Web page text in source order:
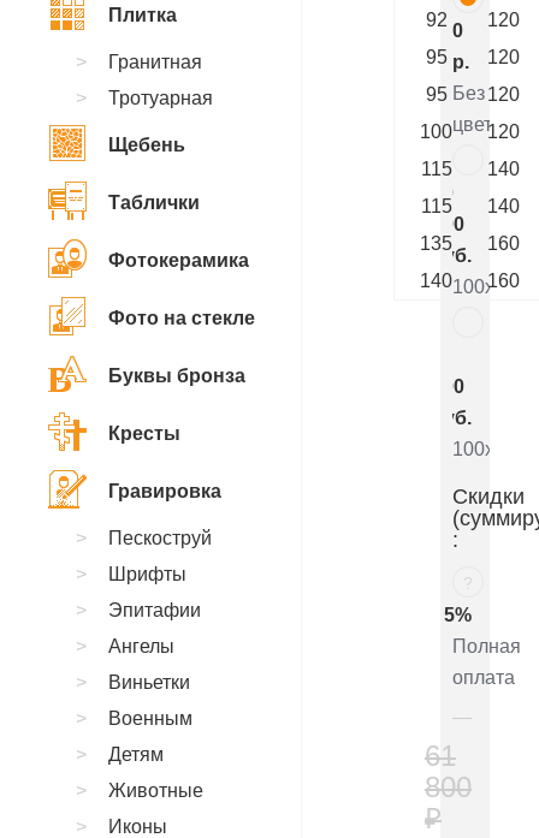
92
120
95
120
95
120
100
120
115
140
115
140
135
160
140
160
0
р.
Без
цветника
10
200
руб.
100x90x5
800
руб.
100x90x8
Скидки
:
?
5%
Полная
оплата
61
800
₽
Плитка
Гранитная
Тротуарная
Щебень
Таблички
Фотокерамика
Фото на стекле
Буквы бронза
Кресты
Гравировка
Пескоструй
Шрифты
Эпитафии
Ангелы
Виньетки
Военным
Детям
Животные
Иконы